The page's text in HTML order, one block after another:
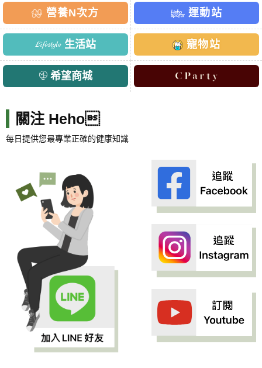
營養N次方 運動站
生活站 寵物站
希望商城
關注 Heho
每日提供您最專業正確的健康知識